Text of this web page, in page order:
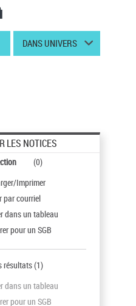
DANS UNIVERS
LES NOTICES
(0)
Imprimer
par courriel
dans un tableau
pour un SGB
résultats(1)
dans un tableau
pour un SGB